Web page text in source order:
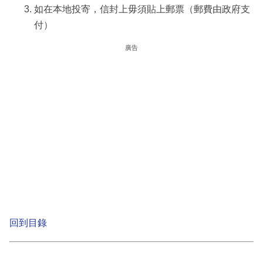
如在本地投寄，信封上毋須貼上郵票（郵費由政府支
付）
廣告
回到目錄